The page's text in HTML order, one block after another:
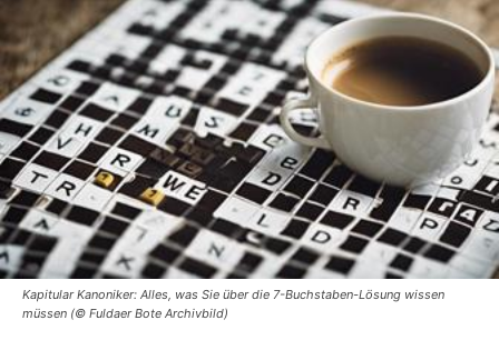
Kapitular Kanoniker: Alles, was Sie über die 7-Buchstaben-Lösung wissen
müssen (© Fuldaer Bote Archivbild)